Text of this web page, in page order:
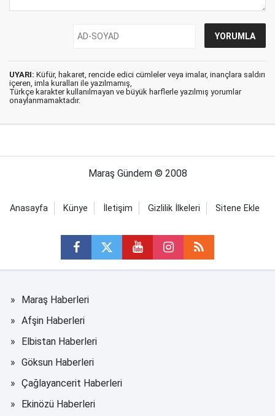
UYARI: Küfür, hakaret, rencide edici cümleler veya imalar, inançlara saldırı
içeren, imla kuralları ile yazılmamış,
Türkçe karakter kullanılmayan ve büyük harflerle yazılmış yorumlar
onaylanmamaktadır.
Maraş Gündem © 2008
Anasayfa Künye İletişim Gizlilik İlkeleri Sitene Ekle
Maraş Haberleri
Afşin Haberleri
Elbistan Haberleri
Göksun Haberleri
Çağlayancerit Haberleri
Ekinözü Haberleri